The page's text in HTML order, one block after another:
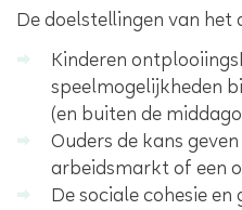
De doelstellingen van het
Kinderen
speelmogelijkheden
(en buiten de
Ouders de kans
arbeidsmarkt of een
De sociale cohesie